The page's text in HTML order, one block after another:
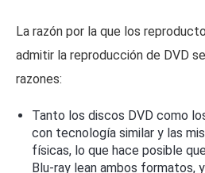
La razón por la que los
admitir la reproducción de DVD
razones:
Tanto los discos DVD como
con tecnología similar y las
físicas, lo que hace posible
Blu-ray lean ambos formatos,